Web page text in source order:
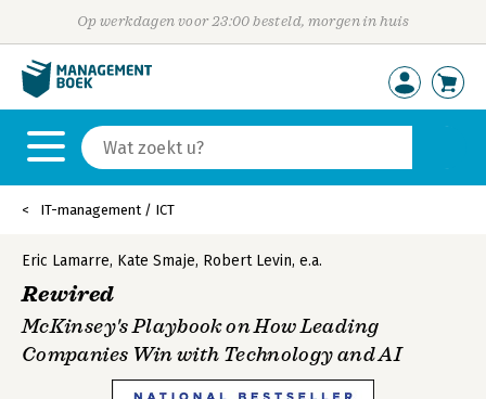
Op werkdagen voor 23:00 besteld, morgen in huis
IT-management / ICT
Eric Lamarre, Kate Smaje, Robert Levin, e.a.
Rewired
McKinsey's Playbook on How Leading
Companies Win with Technology and AI